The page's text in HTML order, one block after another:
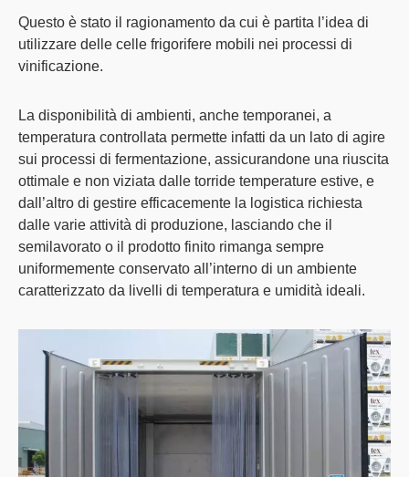
Questo è stato il ragionamento da cui è partita l’idea di
utilizzare delle celle frigorifere mobili nei processi di
vinificazione.
La disponibilità di ambienti, anche temporanei, a
temperatura controllata permette infatti da un lato di agire
sui processi di fermentazione, assicurandone una riuscita
ottimale e non viziata dalle torride temperature estive, e
dall’altro di gestire efficacemente la logistica richiesta
dalle varie attività di produzione, lasciando che il
semilavorato o il prodotto finito rimanga sempre
uniformemente conservato all’interno di un ambiente
caratterizzato da livelli di temperatura e umidità ideali.